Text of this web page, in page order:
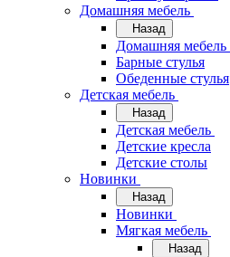
Домашняя мебель
Назад
Домашняя мебель
Барные стулья
Обеденные стулья
Детская мебель
Назад
Детская мебель
Детские кресла
Детские столы
Новинки
Назад
Новинки
Мягкая мебель
Назад